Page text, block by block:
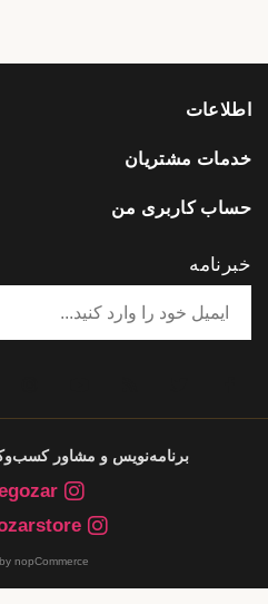
اطلاعات
خدمات مشتریان
حساب کاربری من
خبرنامه
برنامه‌نویس و مشاور
nopCommerce